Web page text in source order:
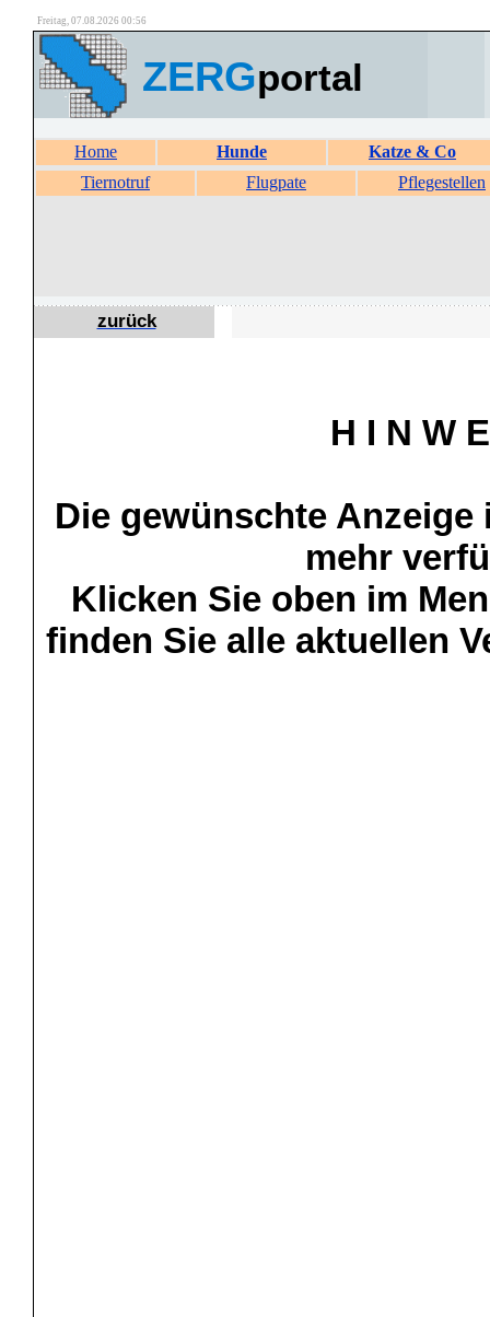
Freitag, 07.08.2026 00:56
ZERGportal
Home Hunde
Katze & Co
Tiernotruf
Flugpate Pflegestellen
zurück
H I N W
Die gewünschte
mehr
Klicken Sie oben im
finden Sie alle aktuellen